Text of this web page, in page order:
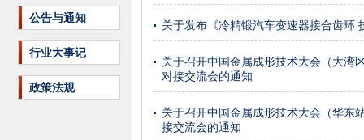
公告与通知
行业大事记
政策法规
关于发布《冷精锻汽车变速器接合齿环
关于召开中国金属成形技术大会（大湾
对接交流会的通知
关于召开中国金属成形技术大会（华东
接交流会的通知